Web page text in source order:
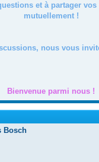
et à partager
mutuellement !
nous vous
Bienvenue parmi nous !
Bosch